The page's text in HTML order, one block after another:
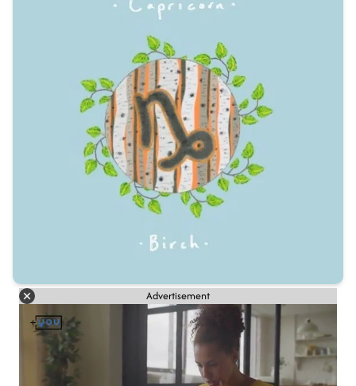
Advertisement